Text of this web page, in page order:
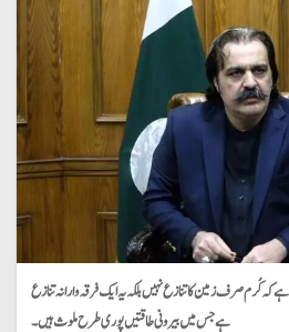
ہے کہ کُرم صرف زمین کا تنازع نہیں بلکہ یہ ایک فرقہ وارانہ تنازع
ہے جس میں بیرونی طاقتیں پوری طرح ملوث ہیں۔